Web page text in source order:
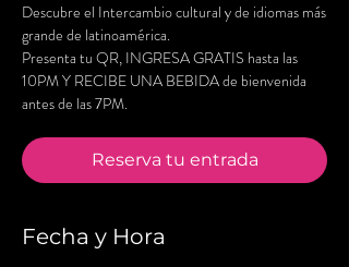
Descubre el Intercambio cultural y de idiomas más
grande de latinoamérica.
Presenta tu QR, INGRESA GRATIS hasta las
10PM Y RECIBE UNA BEBIDA de bienvenida
antes de las 7PM.
Reserva tu entrada
Fecha y Hora